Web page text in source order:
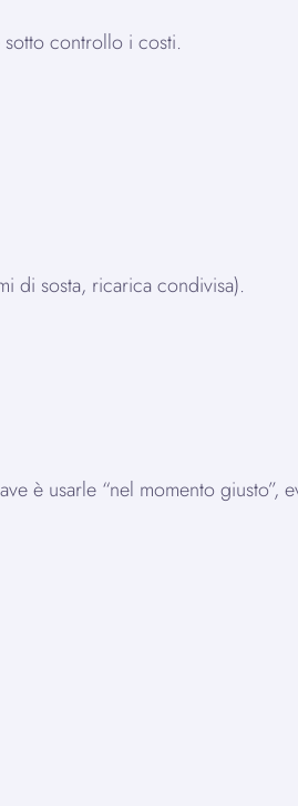
controllo i costi.
di sosta, ricarica condivisa).
è usarle “nel momento giusto”,